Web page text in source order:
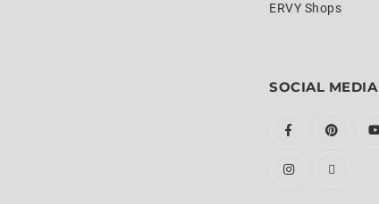
ERVY Shops
SOCIAL MEDIA